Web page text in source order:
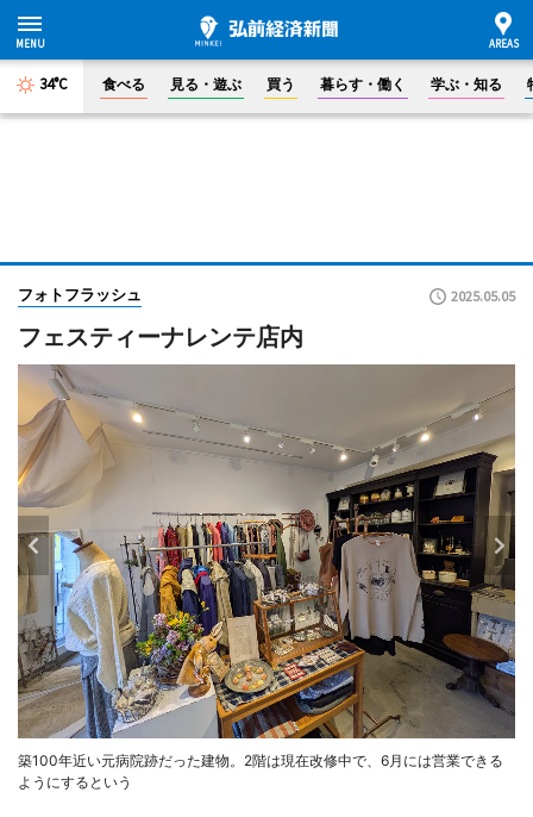
34°C 食べる 見る・遊ぶ 買う 暮らす・働く 学ぶ・知る
フォトフラッシュ 2025.05.05
フェスティーナレンテ店内
築100年近い元病院跡だった建物。2階は現在改修中で、6月には営業できる
ようにするという